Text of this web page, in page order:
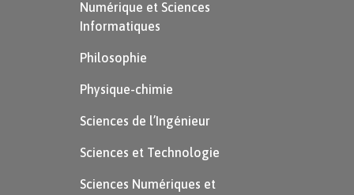
Numérique et Sciences
Informatiques
Philosophie
Physique-chimie
Sciences de l’Ingénieur
Sciences et Technologie
Sciences Numériques et